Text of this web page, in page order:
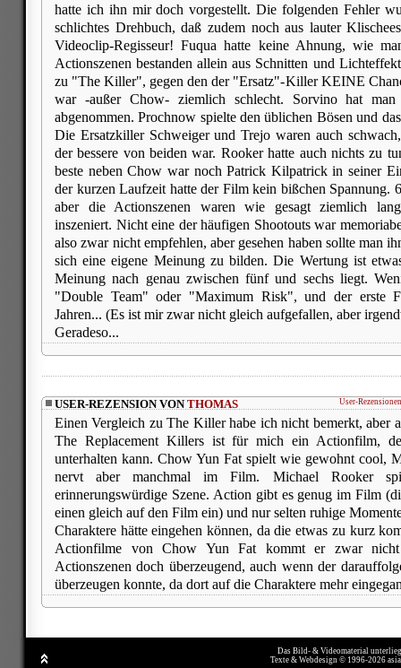
hatte ich ihn mir doch vorgestellt. Die folgenden Fehler
schlichtes Drehbuch, daß zudem noch aus lauter
Videoclip-Regisseur! Fuqua hatte keine Ahnung, wie
Actionszenen bestanden allein aus Schnitten und
zu "The Killer", gegen den der "Ersatz"-Killer KEINE
war -außer Chow- ziemlich schlecht. Sorvino hat
abgenommen. Prochnow spielte den üblichen Bösen und
Die Ersatzkiller Schweiger und Trejo waren auch
der bessere von beiden war. Rooker hatte auch nichts zu
beste neben Chow war noch Patrick Kilpatrick in seiner
der kurzen Laufzeit hatte der Film kein bißchen Spannung.
aber die Actionszenen waren wie gesagt ziemlich
inszeniert. Nicht eine der häufigen Shootouts war
also zwar nicht empfehlen, aber gesehen haben sollte man
sich eine eigene Meinung zu bilden. Die Wertung ist
Meinung nach genau zwischen fünf und sechs liegt.
"Double Team" oder "Maximum Risk", und der erste
Jahren... (Es ist mir zwar nicht gleich aufgefallen, aber
Geradeso...
User-
USER-REZENSION VONTHOMAS
Einen Vergleich zu The Killer habe ich nicht bemerkt, aber
The Replacement Killers ist für mich ein Actionfilm,
unterhalten kann. Chow Yun Fat spielt wie gewohnt cool,
nervt aber manchmal im Film. Michael Rooker
erinnerungswürdige Szene. Action gibt es genug im Film
einen gleich auf den Film ein) und nur selten ruhige
Charaktere hätte eingehen können, da die etwas zu kurz
Actionfilme von Chow Yun Fat kommt er zwar
Actionszenen doch überzeugend, auch wenn der
überzeugen konnte, da dort auf die Charaktere mehr
Das Bild- & Videomaterial
Texte & Webdesign © 1996-2026